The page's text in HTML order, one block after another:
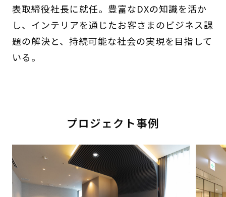
表取締役社長に就任。豊富なDXの知識を活か
し、インテリアを通じたお客さまのビジネス課
題の解決と、持続可能な社会の実現を目指して
いる。
プロジェクト事例